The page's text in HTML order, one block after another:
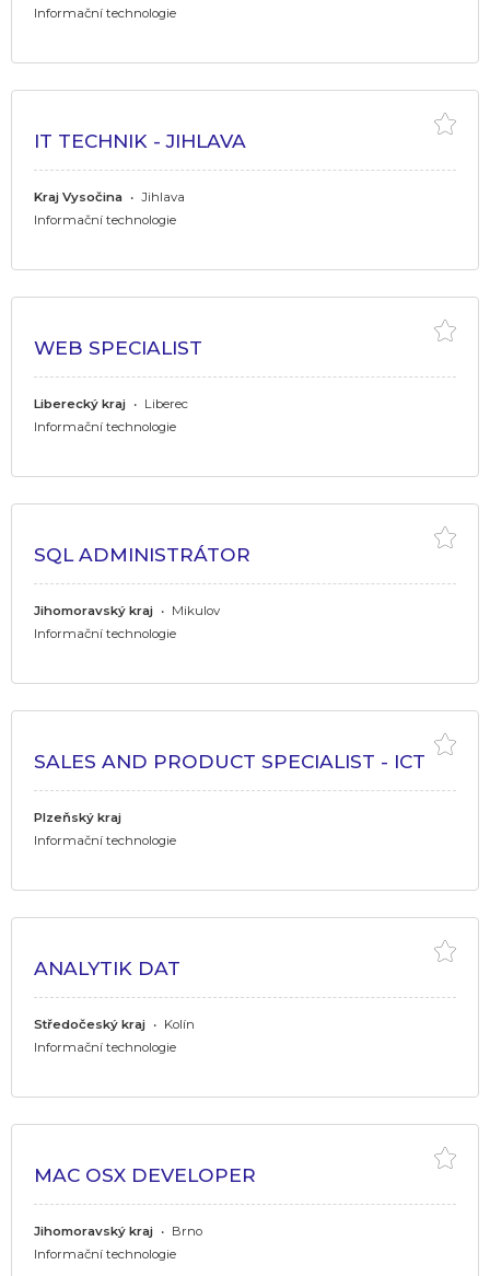
Informační technologie
IT TECHNIK - JIHLAVA
Kraj Vysočina • Jihlava
Informační technologie
WEB SPECIALIST
Liberecký kraj • Liberec
Informační technologie
SQL ADMINISTRÁTOR
Jihomoravský kraj • Mikulov
Informační technologie
SALES AND PRODUCT SPECIALIST - ICT
Plzeňský kraj
Informační technologie
ANALYTIK DAT
Středočeský kraj • Kolín
Informační technologie
MAC OSX DEVELOPER
Jihomoravský kraj • Brno
Informační technologie